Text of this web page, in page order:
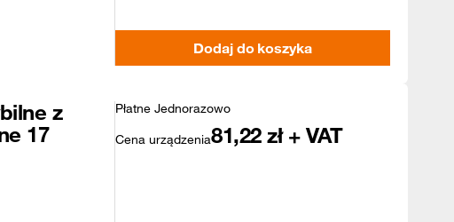
Dodaj do koszyka
z
17
Płatne Jednorazowo
Cena urządzenia81,22 zł + VAT